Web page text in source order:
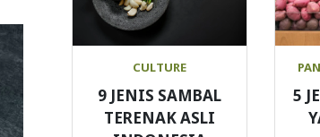
CULTURE
9 JENIS SAMBAL
TERENAK ASLI
5